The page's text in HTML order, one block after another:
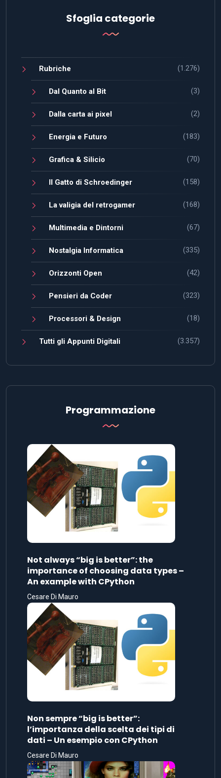
Sfoglia categorie
Rubriche (1.276)
Dal Quanto al Bit (3)
Dalla carta ai pixel (2)
Energia e Futuro (183)
Grafica & Silicio (70)
Il Gatto di Schroedinger (158)
La valigia del retrogamer (168)
Multimedia e Dintorni (67)
Nostalgia Informatica (335)
Orizzonti Open (42)
Pensieri da Coder (323)
Processori & Design (18)
Tutti gli Appunti Digitali (3.357)
Programmazione
Not always “big is better”: the
importance of choosing data types –
An example with CPython
Cesare Di Mauro
Non sempre “big is better”:
l’importanza della scelta dei tipi di
dati – Un esempio con CPython
Cesare Di Mauro